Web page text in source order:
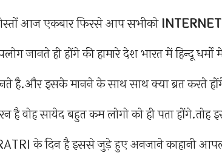
आज एकबार फिरसे आप सभीको
जानते ही होंगे की हामारे देश भारत में हिन्दू
है.और इसके मानने के साथ साथ क्या ब्रत करते
है वोह सायेद बहुत कम लोगो को ही पता
के दिन है इससे जुड़े हुए अनजाने काहानी